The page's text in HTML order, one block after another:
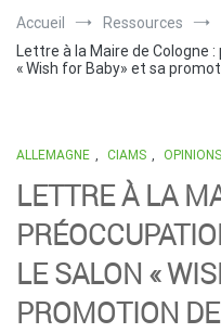
Accueil Ressources
Lettre à la Maire de Cologne
« Wish for Baby» et sa
ALLEMAGNE CIAMS OPINIONS
LETTRE À LA
LE SALON «
PROMOTION